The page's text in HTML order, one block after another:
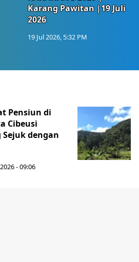
Karang Pawitan |19 Juli
2026
19 Jul 2026, 5:32 PM
Pensiun di
Cibeusi
dengan
- 09:06